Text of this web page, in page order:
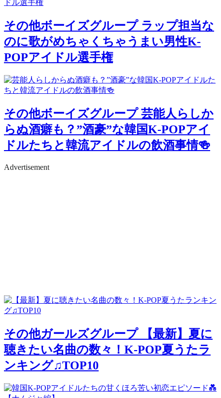
その他ボーイズグループラップ担当な
のに歌がめちゃくちゃうまい男性K-
POPアイドル選手権
その他ボーイズグループ芸能人らしか
らぬ酒癖も？”酒豪”な韓国K-POPアイ
ドルたちと韓流アイドルの飲酒事情🍻
Advertisement
その他ガールズグループ【最新】夏に
聴きたい名曲の数々！K-POP夏うたラ
ンキング♫TOP10